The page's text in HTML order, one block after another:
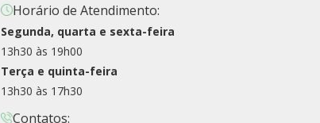
Horário de Atendimento:
Segunda, quarta e sexta-feira
13h30 às 19h00
Terça e quinta-feira
13h30 às 17h30
Contatos: